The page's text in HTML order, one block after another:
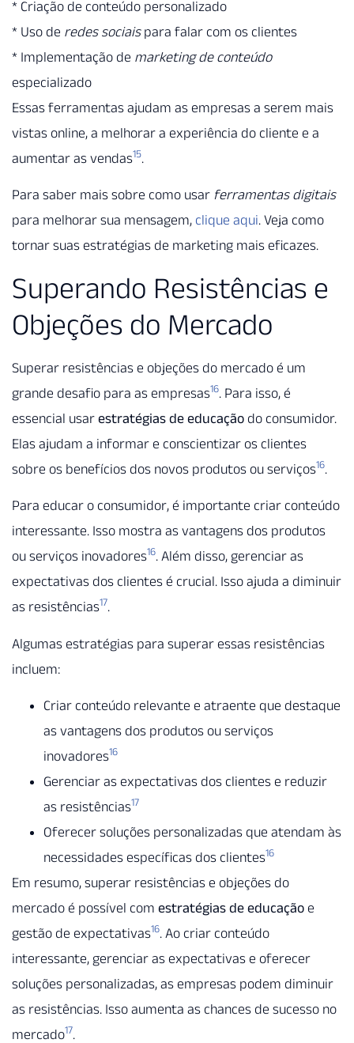
* Criação de conteúdo personalizado
* Uso de redes sociaispara falar com os clientes
* Implementação de marketing de conteúdo
especializado
Essas ferramentas ajudam as empresas a serem mais
vistas online, a melhorar a experiência do cliente e a
aumentar as vendas15.
Para saber mais sobre como usar ferramentas digitais
para melhorar sua mensagem, clique aqui. Veja como
tornar suas estratégias de marketing mais eficazes.
Superando Resistências e
Objeções do Mercado
Superar resistências e objeções do mercado é um
grande desafio para as empresas16. Para isso, é
essencial usar estratégias de educação do consumidor.
Elas ajudam a informar e conscientizar os clientes
sobre os benefícios dos novos produtos ou serviços16.
Para educar o consumidor, é importante criar conteúdo
interessante. Isso mostra as vantagens dos produtos
ou serviços inovadores16. Além disso, gerenciar as
expectativas dos clientes é crucial. Isso ajuda a diminuir
as resistências17.
Algumas estratégias para superar essas resistências
incluem:
Criar conteúdo relevante e atraente que destaque
as vantagens dos produtos ou serviços
inovadores16
Gerenciar as expectativas dos clientes e reduzir
as resistências17
Oferecer soluções personalizadas que atendam às
necessidades específicas dos clientes16
Em resumo, superar resistências e objeções do
mercado é possível com estratégias de educação e
gestão de expectativas16. Ao criar conteúdo
interessante, gerenciar as expectativas e oferecer
soluções personalizadas, as empresas podem diminuir
as resistências. Isso aumenta as chances de sucesso no
mercado17.